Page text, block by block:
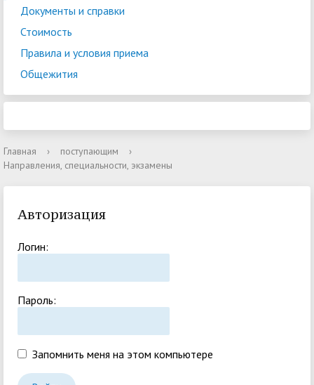
Документы и справки
Стоимость
Правила и условия приема
Общежития
Главная › поступающим
›
Направления, специальности, экзамены
Авторизация
Логин:
Пароль:
Запомнить меня на этом компьютере